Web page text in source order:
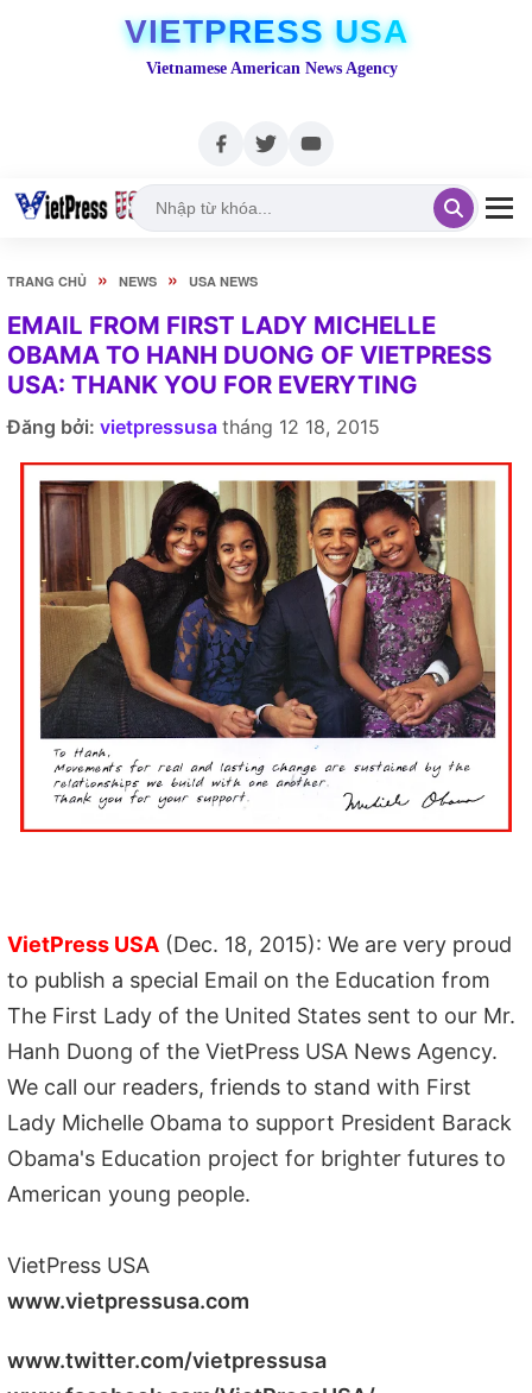
VIETPRESS USA
Vietnamese American News Agency
TRANG CHỦ » NEWS » USA NEWS
EMAIL FROM FIRST LADY MICHELLE
OBAMA TO HANH DUONG OF VIETPRESS
USA: THANK YOU FOR EVERYTING
Đăng bởi: vietpressusa tháng 12 18, 2015
VietPress USA (Dec. 18, 2015): We are very proud
to publish a special Email on the Education from
The First Lady of the United States sent to our Mr.
Hanh Duong of the VietPress USA News Agency.
We call our readers, friends to stand with First
Lady Michelle Obama to support President Barack
Obama's Education project for brighter futures to
American young people.
VietPress USA
www.vietpressusa.com
www.twitter.com/vietpressusa